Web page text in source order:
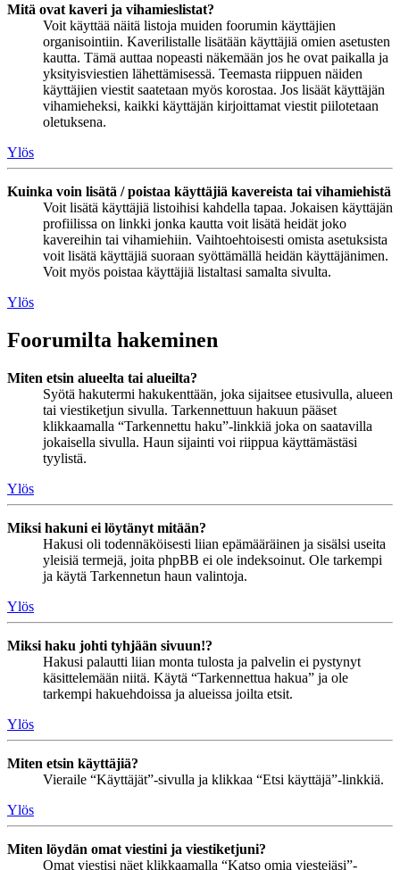
Mitä ovat kaveri ja vihamieslistat?
Voit käyttää näitä listoja muiden foorumin käyttäjien
organisointiin. Kaverilistalle lisätään käyttäjiä omien asetusten
kautta. Tämä auttaa nopeasti näkemään jos he ovat paikalla ja
yksityisviestien lähettämisessä. Teemasta riippuen näiden
käyttäjien viestit saatetaan myös korostaa. Jos lisäät käyttäjän
vihamieheksi, kaikki käyttäjän kirjoittamat viestit piilotetaan
oletuksena.
Ylös
Kuinka voin lisätä / poistaa käyttäjiä kavereista tai vihamiehistä
Voit lisätä käyttäjiä listoihisi kahdella tapaa. Jokaisen käyttäjän
profiilissa on linkki jonka kautta voit lisätä heidät joko
kavereihin tai vihamiehiin. Vaihtoehtoisesti omista asetuksista
voit lisätä käyttäjiä suoraan syöttämällä heidän käyttäjänimen.
Voit myös poistaa käyttäjiä listaltasi samalta sivulta.
Ylös
Foorumilta hakeminen
Miten etsin alueelta tai alueilta?
Syötä hakutermi hakukenttään, joka sijaitsee etusivulla, alueen
tai viestiketjun sivulla. Tarkennettuun hakuun pääset
klikkaamalla “Tarkennettu haku”-linkkiä joka on saatavilla
jokaisella sivulla. Haun sijainti voi riippua käyttämästäsi
tyylistä.
Ylös
Miksi hakuni ei löytänyt mitään?
Hakusi oli todennäköisesti liian epämääräinen ja sisälsi useita
yleisiä termejä, joita phpBB ei ole indeksoinut. Ole tarkempi
ja käytä Tarkennetun haun valintoja.
Ylös
Miksi haku johti tyhjään sivuun!?
Hakusi palautti liian monta tulosta ja palvelin ei pystynyt
käsittelemään niitä. Käytä “Tarkennettua hakua” ja ole
tarkempi hakuehdoissa ja alueissa joilta etsit.
Ylös
Miten etsin käyttäjiä?
Vieraile “Käyttäjät”-sivulla ja klikkaa “Etsi käyttäjä”-linkkiä.
Ylös
Miten löydän omat viestini ja viestiketjuni?
Omat viestisi näet klikkaamalla “Katso omia viestejäsi”-